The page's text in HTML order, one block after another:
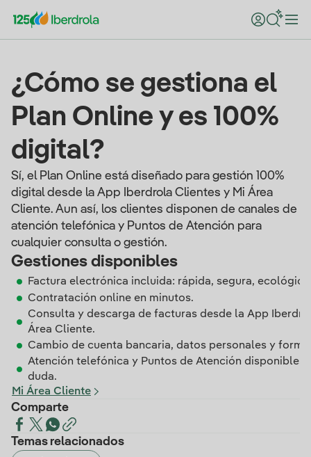
¿Cómo se gestiona el
Plan Online y es 100%
digital?
Sí, el Plan Online está diseñado para gestión 100%
digital desde la App Iberdrola Clientes y Mi Área
Cliente. Aun así, los clientes disponen de canales de
atención telefónica y Puntos de Atención para
cualquier consulta o gestión.
Gestiones disponibles
Factura electrónica incluida: rápida, segura,
Contratación online en minutos.
Consulta y descarga de facturas desde la App
Área Cliente.
Cambio de cuenta bancaria, datos personales y
Atención telefónica y Puntos de Atención disponibles
duda.
Mi Área Cliente
Comparte
Temas relacionados